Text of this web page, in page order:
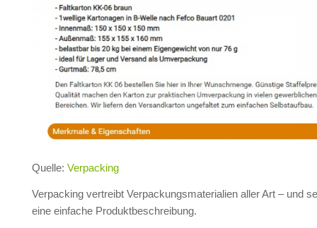
Quelle: Verpacking
Verpacking vertreibt Verpackungsmaterialien aller Art – und
eine einfache Produktbeschreibung.